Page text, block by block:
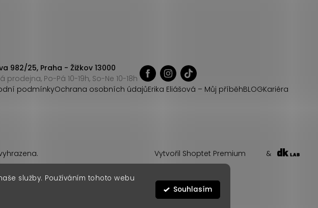
služby. Používáním tohoto webu
Souhlasím
982/25, Praha - Žižkov 13000
prodejna, Po-Pá 10-19h, So-Ne 10-18h
podmínkyOchrana osobních údajůErika Eliášová – Můj příběhBLOGKariéra
Vytvořil Shoptet Premium &